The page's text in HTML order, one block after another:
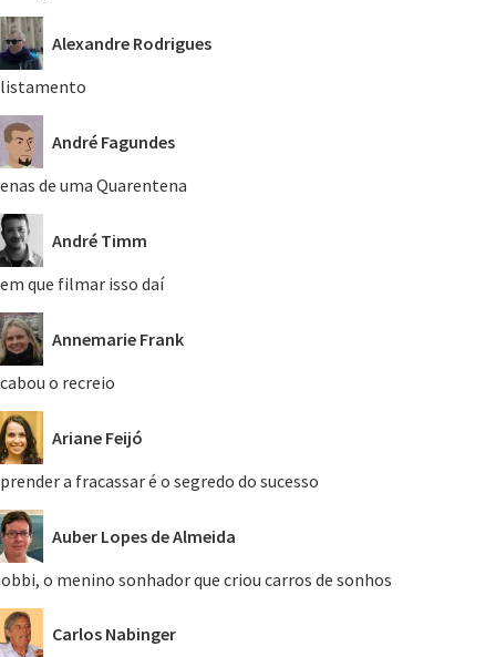
Alexandre Rodrigues
André Fagundes
de uma Quarentena
André Timm
que filmar isso daí
Annemarie Frank
o recreio
Ariane Feijó
a fracassar é o segredo do sucesso
Auber Lopes de Almeida
o menino sonhador que criou carros de sonhos
Carlos Nabinger